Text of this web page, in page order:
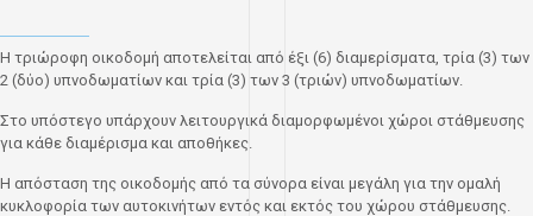
Η τριώροφη οικοδομή αποτελείται από έξι (6) διαμερίσματα, τρία (3) των
2 (δύο) υπνοδωματίων και τρία (3) των 3 (τριών) υπνοδωματίων.
Στο υπόστεγο υπάρχουν λειτουργικά διαμορφωμένοι χώροι στάθμευσης
για κάθε διαμέρισμα και αποθήκες.
Η απόσταση της οικοδομής από τα σύνορα είναι μεγάλη για την ομαλή
κυκλοφορία των αυτοκινήτων εντός και εκτός του χώρου στάθμευσης.